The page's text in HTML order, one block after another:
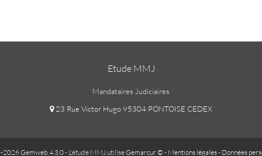
Etude MMJ
Mandataires Judiciaires
23 Rue Victor Hugo 95304 PONTOISE CEDEX
Gemweb 4.3.0- L'étude MMJ utiliseGemarcur © - Mentions légales- Données